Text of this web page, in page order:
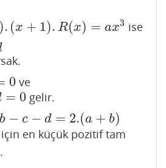
). (x + 1). R(x) = ax3
(x )=a x3−bx2+cx+d ise
0 ve
= 0 gelir.
b − c − d = 2.(a + b)
c −d =2.(a +b )
için en küçük pozitif tam